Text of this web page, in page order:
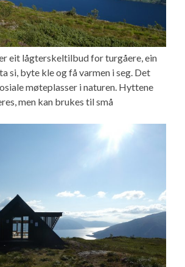
eit lågterskeltilbud for turgåere, ein
si, byte kle og få varmen i seg. Det
møteplasser i naturen. Hyttene
men kan brukes til små